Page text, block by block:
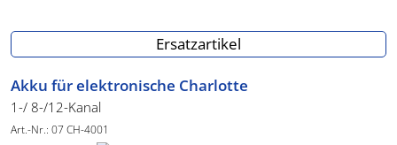
Ersatzartikel
Akku für elektronische Charlotte
1-/ 8-/12-Kanal
Art.-Nr.: 07 CH-4001